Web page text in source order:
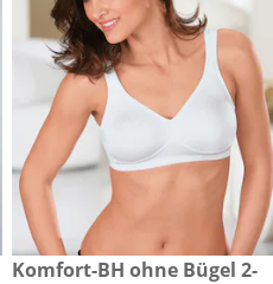
€ 35,00
Komfort-BH ohne Bügel 2-